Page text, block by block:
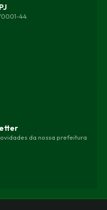
0001-44
da nossa prefeitura